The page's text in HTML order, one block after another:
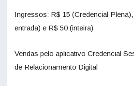
Ingressos: R$ 15 (Credencial
entrada) e R$ 50 (inteira)
Vendas pelo aplicativo Credencial
de Relacionamento Digital